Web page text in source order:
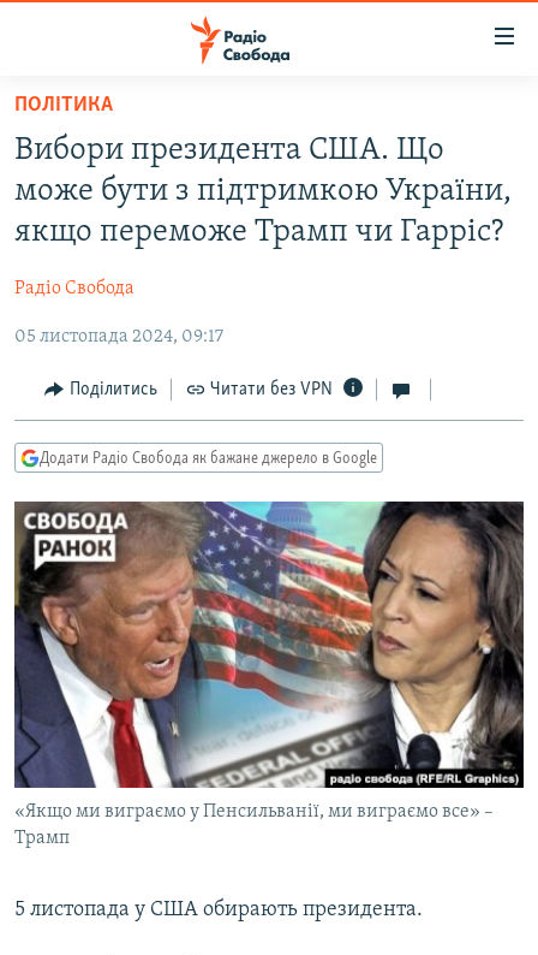
Перейти
основного
матеріалу
до
основної
Перейти
пошуку
РАДІО СВОБОДА – 70 РОКІВ
ВСЕ ЗА ДОБУ
ЕКОНОМІКА
СУСПІЛЬСТВО
КУЛЬТУРА
УКРАЇНА
СВІТ
РОСІЙСЬКА «ФІЛЬТРАЦІЯ»
ДОНБАС.РЕАЛІЇ
КРИМ.РЕАЛІЇ
СХЕМИ
ПРИАЗОВ’Я
КИТАЙ.ВИКЛИКИ
МУЛЬТИМЕДІА
ФОТО
СПЕЦПРОЄКТИ
ПОДКАСТИ
РУС
КТАТ
ПОЛІТИКА
Вибори президента США. Що
може бути з підтримкою України,
якщо переможе Трамп чи Гарріс?
Радіо Свобода
05 листопада 2024, 09:17
Поділитись Читати без VPN
Додати Радіо Свобода як бажане джерело в Google
«Якщо ми виграємо у Пенсильванії, ми виграємо все» –
Трамп
5 листопада у США обирають президента.